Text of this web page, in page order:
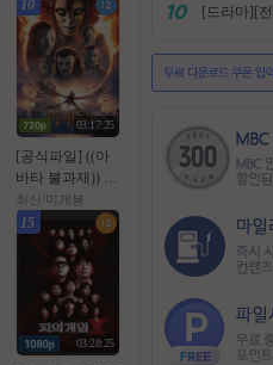
영화)
10
03:17:25
[공식파일] ((아
바타 불과재)) 10
80p 5.1 공식자막
최신/미개봉
15
03:28:25